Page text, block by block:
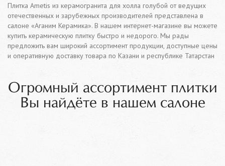
Плитка Ametis из керамогранита для холла голубой от ведущих
отечественных и зарубежных производителей представлена в
салоне «Аганим Керамика». В нашем интернет-магазине вы можете
купить керамическую плитку быстро и недорого. Мы рады
предложить вам широкий ассортимент продукции, доступные цены
и оперативную доставку товара по Казани и республике Татарстан
Огромный ассортимент плитки
Вы найдёте в нашем салоне